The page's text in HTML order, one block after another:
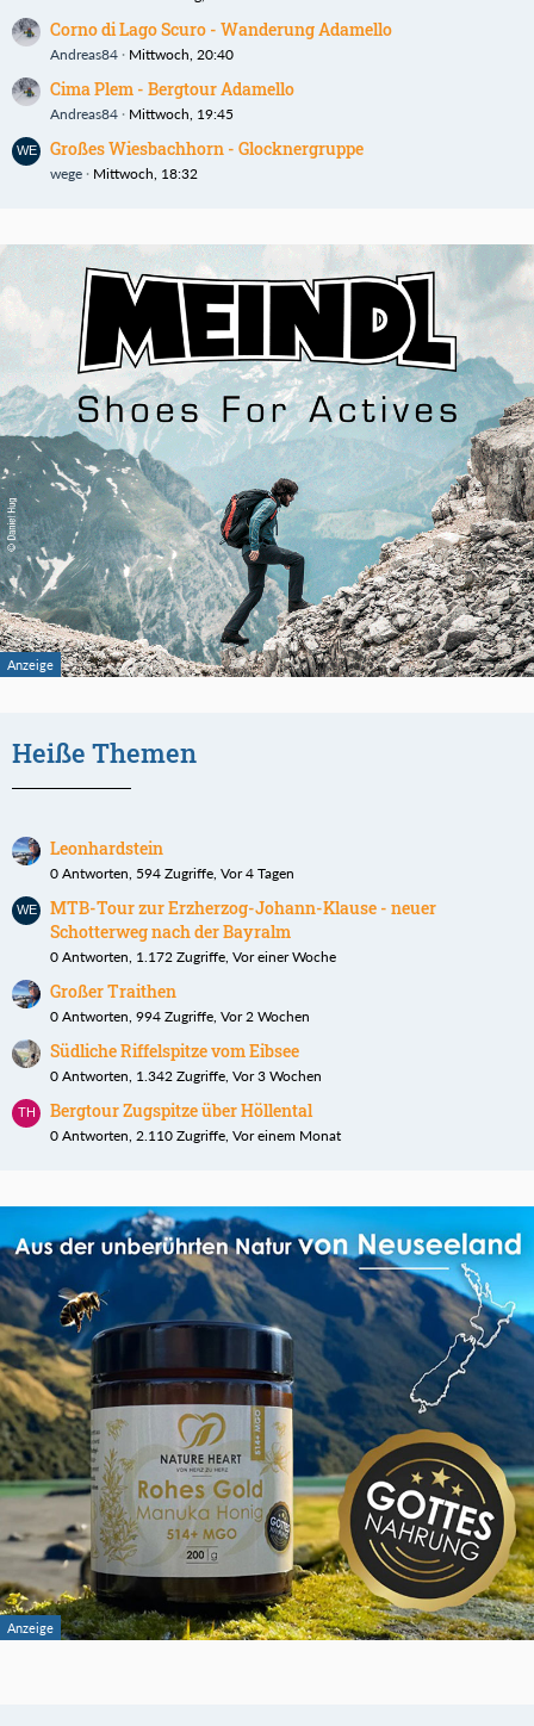
Corno di Lago Scuro - Wanderung Adamello
Andreas84 Mittwoch, 20:40
Cima Plem - Bergtour Adamello
Andreas84 Mittwoch, 19:45
Großes Wiesbachhorn - Glocknergruppe
wege Mittwoch, 18:32
Heiße Themen
Leonhardstein
0 Antworten, 594 Zugriffe, Vor 4 Tagen
MTB-Tour zur Erzherzog-Johann-Klause - neuer
Schotterweg nach der Bayralm
0 Antworten, 1.172 Zugriffe, Vor einer Woche
Großer Traithen
0 Antworten, 994 Zugriffe, Vor 2 Wochen
Südliche Riffelspitze vom Eibsee
0 Antworten, 1.342 Zugriffe, Vor 3 Wochen
Bergtour Zugspitze über Höllental
0 Antworten, 2.110 Zugriffe, Vor einem Monat